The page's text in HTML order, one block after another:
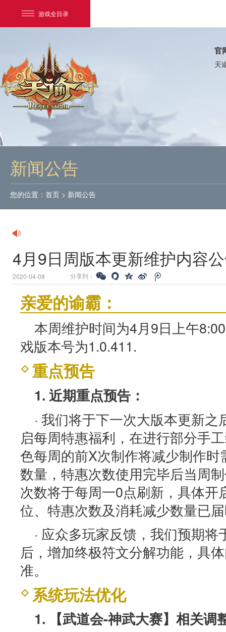
游戏全目录
网易游戏
我的足迹：
官
天
新闻公告
您的位置： 首页 > 新闻公告
4月9日周版本更新维护内容
2020-04-08 分享到：
亲爱的谕霸：
本周维护时间为4月9日上午
戏版本号为1.0.411.
重点预告
1. 近期重点预告：
· 我们将于下一次大版本更新
启每周特惠福利，在进行部分手
色每周的前X次制作将减少制作
数量，特惠次数使用完毕后当周
次数将于每周一0点刷新，具体开
位、特惠次数及消耗减少数量已
· 应众多玩家反馈，我们预期
后，增加终极符文分解功能，具
准。
系统玩法优化
1. 【武道会-神武大赛】相关调